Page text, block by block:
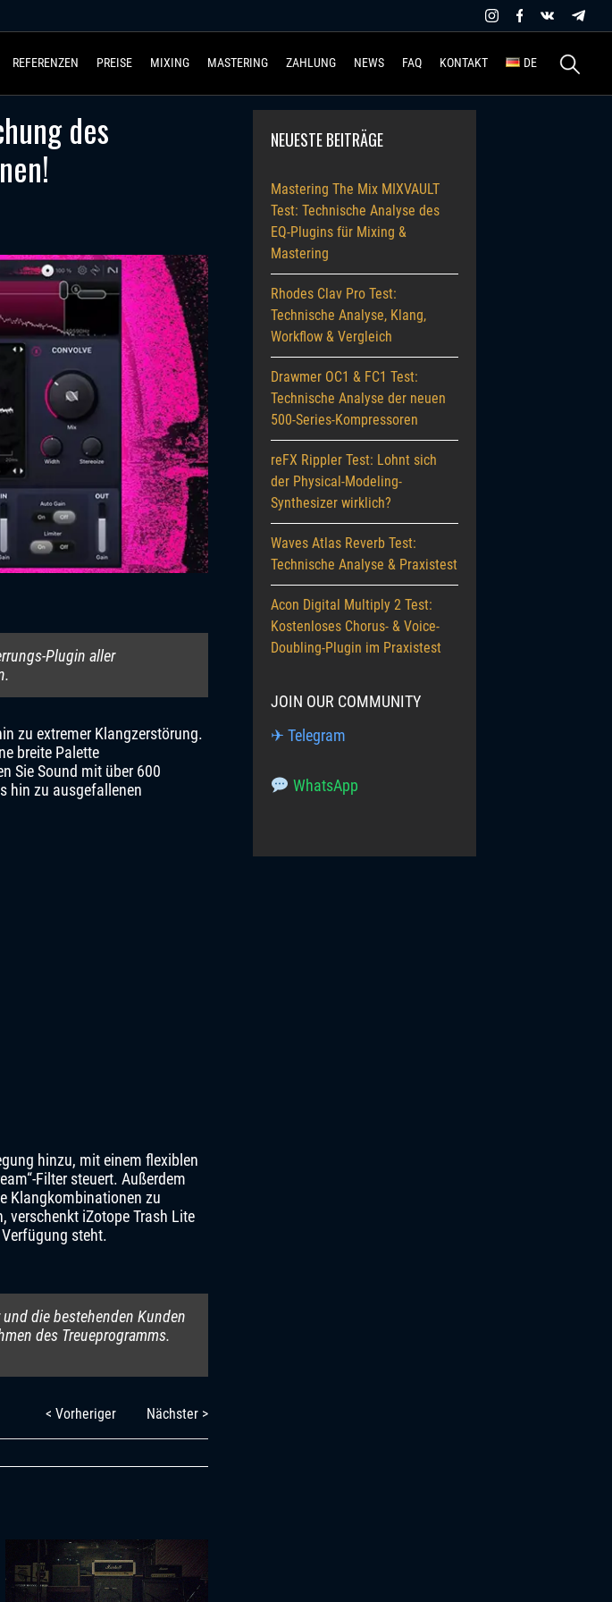
REFERENZEN PREISE MIXING MASTERING ZAHLUNG NEWS FAQ KONTAKT DE
Suchen
nach:
des
Plugin aller
zu extremer Klangzerstörung.
breite Palette
Sie Sound mit über 600
hin zu ausgefallenen
hinzu, mit einem flexiblen
Filter steuert. Außerdem
Klangkombinationen zu
verschenkt iZotope Trash Lite
steht.
die bestehenden Kunden
des Treueprogramms.
< Vorheriger Nächster >
NEUESTE BEITRÄGE
Mastering The Mix MIXVAULT
Test: Technische Analyse des
EQ-Plugins für Mixing &
Mastering
Rhodes Clav Pro Test:
Technische Analyse, Klang,
Workflow & Vergleich
Drawmer OC1 & FC1 Test:
Technische Analyse der neuen
500-Series-Kompressoren
reFX Rippler Test: Lohnt sich
der Physical-Modeling-
Synthesizer wirklich?
Waves Atlas Reverb Test:
Technische Analyse & Praxistest
Acon Digital Multiply 2 Test:
Kostenloses Chorus- & Voice-
Doubling-Plugin im Praxistest
JOIN OUR COMMUNITY
✈ Telegram
WhatsApp